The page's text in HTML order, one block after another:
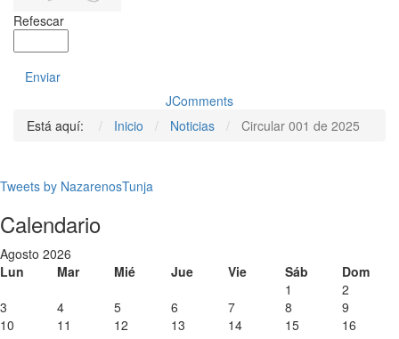
Refescar
Enviar
JComments
Está aquí:
Inicio Noticias Circular 001 de 2025
Tweets by NazarenosTunja
Calendario
Year
Month
Year
Month
Agosto 2026
Lun
Mar Mié Jue Vie Sáb
Dom
1
2
3
4 5 6 7 8
9
10
11 12 13 14 15
16